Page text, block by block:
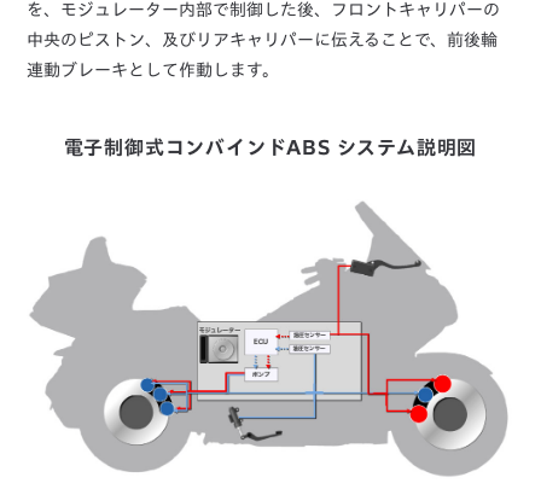
を、モジュレーター内部で制御した後、フロントキャリパーの
中央のピストン、及びリアキャリパーに伝えることで、前後輪
連動ブレーキとして作動します。
電子制御式コンバインドABS システム説明図